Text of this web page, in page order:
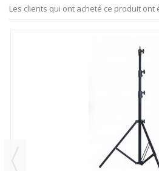
Les clients qui ont acheté ce produit ont